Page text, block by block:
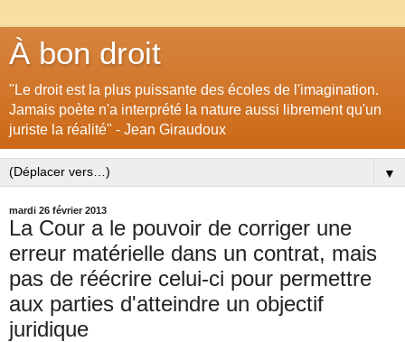
À bon droit
"Le droit est la plus puissante des écoles de l'imagination.
Jamais poète n'a interprété la nature aussi librement qu'un
juriste la réalité" - Jean Giraudoux
▼
mardi 26 février 2013
La Cour a le pouvoir de corriger une
erreur matérielle dans un contrat, mais
pas de réécrire celui-ci pour permettre
aux parties d'atteindre un objectif
juridique